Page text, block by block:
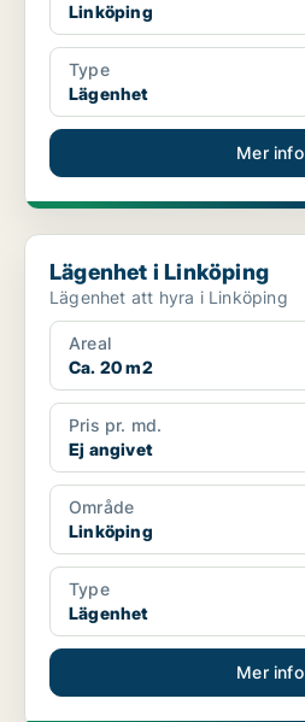
Linköping
Type
Lägenhet
Mer info
Lägenhet i Linköping
Lägenhet i Linköping
Lägenhet att hyra i Linköping
Areal
Ca. 20 m2
Pris pr. md.
Ej angivet
Område
Linköping
Type
Lägenhet
Mer info